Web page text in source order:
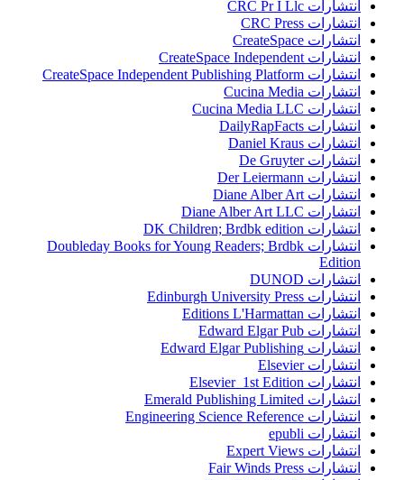
انتشارات CRC Pr I Llc
انتشارات CRC Press
انتشارات CreateSpace
انتشارات CreateSpace Independent
انتشارات CreateSpace Independent Publishing Platform
انتشارات Cucina Media
انتشارات Cucina Media LLC
انتشارات DailyRapFacts
انتشارات Daniel Kraus
انتشارات De Gruyter
انتشارات Der Leiermann
انتشارات Diane Alber Art
انتشارات Diane Alber Art LLC
انتشارات DK Children; Brdbk edition
انتشارات Doubleday Books for Young Readers; Brdbk
Edition
انتشارات DUNOD
انتشارات Edinburgh University Press
انتشارات Editions L'Harmattan
انتشارات Edward Elgar Pub
انتشارات Edward Elgar Publishing
انتشارات Elsevier
انتشارات Elsevier 1st Edition
انتشارات Emerald Publishing Limited
انتشارات Engineering Science Reference
انتشارات epubli
انتشارات Expert Views
انتشارات Fair Winds Press